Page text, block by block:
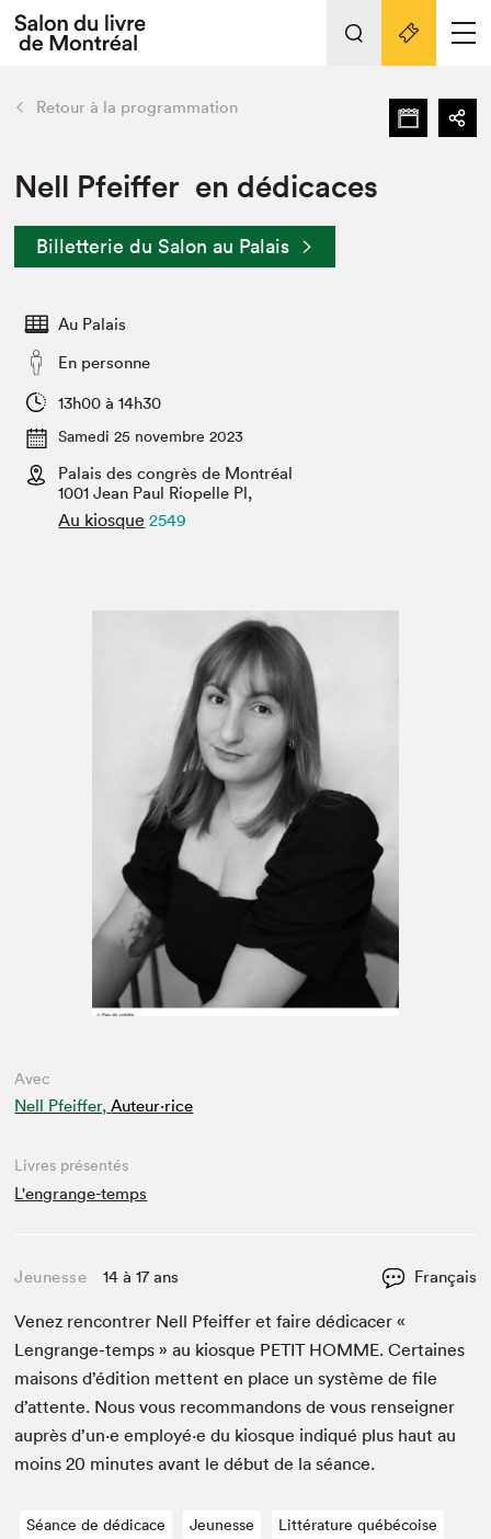
Espace exposant⋅e⋅s
Espace enseignant·e·s
Espace médias
L'événement
Préparer sa visite au Salon
Actualités
SLM PRO
retour Nos activités
Préparer sa visite
Salon dans la ville et en ligne
Projets partenaires
Liens pratiques
Retour à la programmation
Nell Pfeiffer en dédicaces
Billetterie du Salon au Palais
Au Palais
En personne
13h00 à 14h30
Samedi 25 novembre 2023
Palais des congrès de Montréal
1001 Jean Paul Riopelle Pl,
Au kiosque 2549
Avec
Nell Pfeiffer, Auteur·rice
Livres présentés
L'engrange-temps
Jeunesse 14 à 17 ans Français
Venez ren­con­tr­er Nell Pfeif­fer et faire dédi­cac­er «
Lengrange-temps » au kiosque PETIT HOMME. Cer­taines
maisons d’édi­tion met­tent en place un sys­tème de file
d’at­tente. Nous vous recom­man­dons de vous ren­seign­er
auprès d’un·e employé·e du kiosque indiqué plus haut au
moins20 min­utes avant le début de la séance.
Séance de dédicace Jeunesse
Littérature québécoise